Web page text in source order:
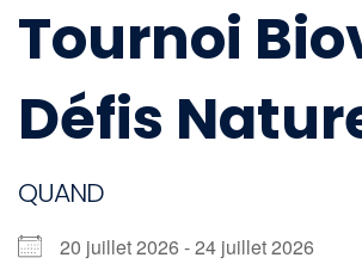
Tournoi
Défis
QUAND
20 juillet 2026 - 24 juillet 2026